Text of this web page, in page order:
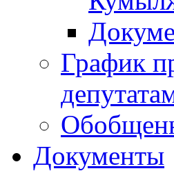
График
Документы